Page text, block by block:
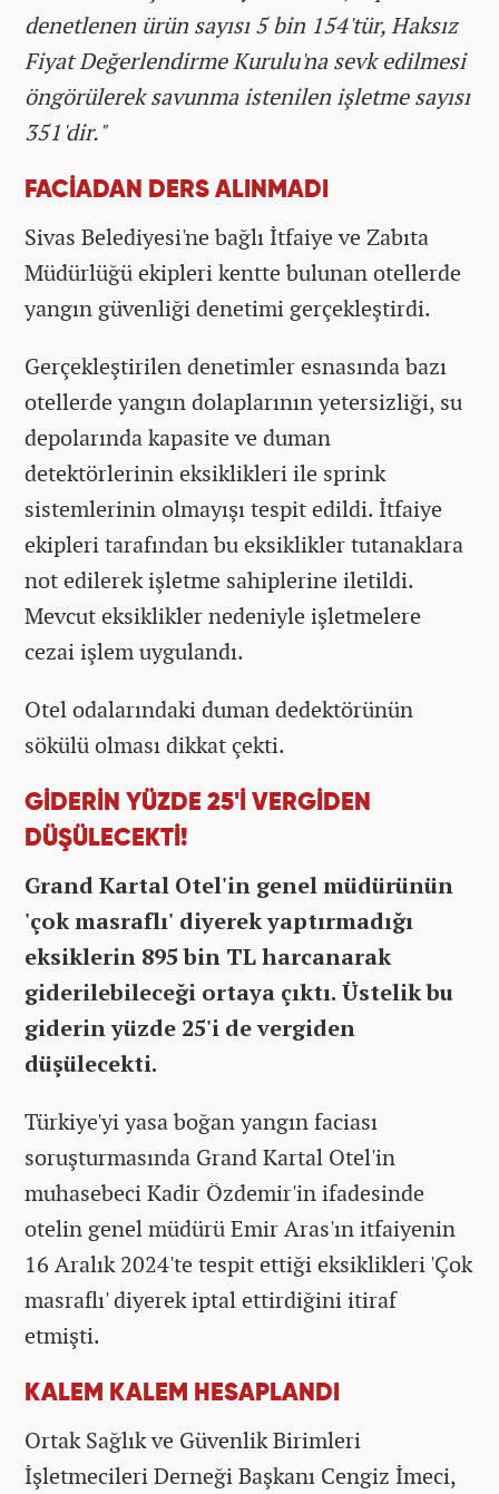
denetlenen ürün sayısı 5 bin 154'tür, Haksız
Fiyat Değerlendirme Kurulu'na sevk edilmesi
öngörülerek savunma istenilen işletme sayısı
351'dir."
FACİADAN DERS ALINMADI
Sivas Belediyesi'ne bağlı İtfaiye ve Zabıta
Müdürlüğü ekipleri kentte bulunan otellerde
yangın güvenliği denetimi gerçekleştirdi.
Gerçekleştirilen denetimler esnasında bazı
otellerde yangın dolaplarının yetersizliği, su
depolarında kapasite ve duman
detektörlerinin eksiklikleri ile sprink
sistemlerinin olmayışı tespit edildi. İtfaiye
ekipleri tarafından bu eksiklikler tutanaklara
not edilerek işletme sahiplerine iletildi.
Mevcut eksiklikler nedeniyle işletmelere
cezai işlem uygulandı.
Otel odalarındaki duman dedektörünün
sökülü olması dikkat çekti.
GİDERİN YÜZDE 25'İ VERGİDEN
DÜŞÜLECEKTİ!
Grand Kartal Otel'in genel müdürünün
'çok masraflı' diyerek yaptırmadığı
eksiklerin 895 bin TL harcanarak
giderilebileceği ortaya çıktı. Üstelik bu
giderin yüzde 25'i de vergiden
düşülecekti.
Türkiye'yi yasa boğan yangın faciası
soruşturmasında Grand Kartal Otel'in
muhasebeci Kadir Özdemir'in ifadesinde
otelin genel müdürü Emir Aras'ın itfaiyenin
16 Aralık 2024'te tespit ettiği eksiklikleri 'Çok
masraflı' diyerek iptal ettirdiğini itiraf
etmişti.
KALEM KALEM HESAPLANDI
Ortak Sağlık ve Güvenlik Birimleri
İşletmecileri Derneği Başkanı Cengiz İmeci,